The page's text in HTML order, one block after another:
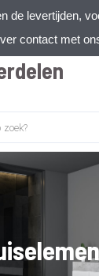
de levertijden,
contact met